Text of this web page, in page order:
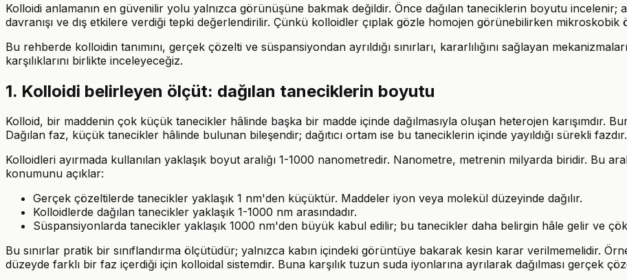
Kolloidi anlamanın en güvenilir yolu yalnızca görünüşüne bakmak değildir. Önce dağılan taneciklerin boyutu incelenir;
davranışı ve dış etkilere verdiği tepki değerlendirilir. Çünkü kolloidler çıplak gözle homojen görünebilirken mikroskobik
Bu rehberde kolloidin tanımını, gerçek çözelti ve süspansiyondan ayrıldığı sınırları, kararlılığını sağlayan
karşılıklarını birlikte inceleyeceğiz.
1. Kolloidi belirleyen ölçüt: dağılan taneciklerin boyutu
Kolloid, bir maddenin çok küçük tanecikler hâlinde başka bir madde içinde dağılmasıyla oluşan heterojen karışımdır.
Dağılan faz, küçük tanecikler hâlinde bulunan bileşendir; dağıtıcı ortam ise bu taneciklerin içinde yayıldığı sürekli fazdır.
Kolloidleri ayırmada kullanılan yaklaşık boyut aralığı 1-1000 nanometredir. Nanometre, metrenin milyarda biridir. Bu
konumunu açıklar:
Gerçek çözeltilerde tanecikler yaklaşık 1 nm'den küçüktür. Maddeler iyon veya molekül düzeyinde dağılır.
Kolloidlerde dağılan tanecikler yaklaşık 1-1000 nm arasındadır.
Süspansiyonlarda tanecikler yaklaşık 1000 nm'den büyük kabul edilir; bu tanecikler daha belirgin hâle gelir ve
Bu sınırlar pratik bir sınıflandırma ölçütüdür; yalnızca kabın içindeki görüntüye bakarak kesin karar verilmemelidir.
düzeyde farklı bir faz içerdiği için kolloidal sistemdir. Buna karşılık tuzun suda iyonlarına ayrılarak dağılması gerçek